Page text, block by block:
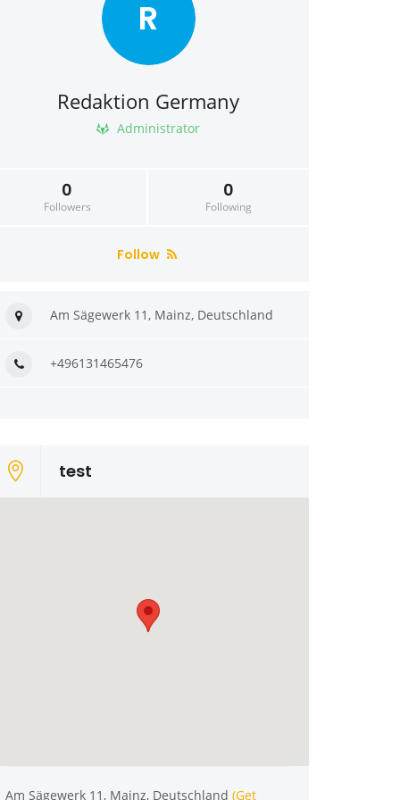
R
Redaktion Germany
Administrator
0
Followers
0
Following
Follow
Am Sägewerk 11, Mainz, Deutschland
+496131465476
test
Am Sägewerk 11, Mainz, Deutschland (Get